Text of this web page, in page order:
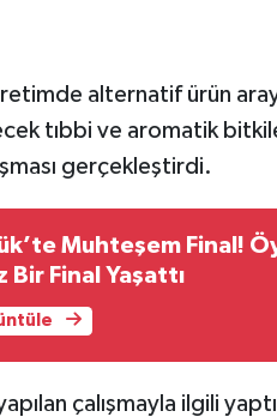
alternatif ürün
tıbbi ve aromatik
gerçekleştirdi.
Muhteşem Final!
Bir Final Yaşattı
çalışmayla ilgili